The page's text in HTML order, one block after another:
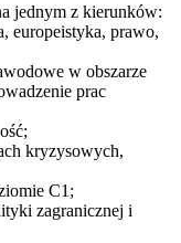
jednym z kierunków:
europeistyka, prawo,
w obszarze
prac
kryzysowych,
C1;
zagranicznej i